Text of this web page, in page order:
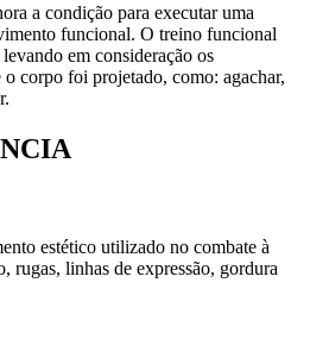
a condição para executar uma
funcional. O treino funcional
em consideração os
corpo foi projetado, como: agachar,
estético utilizado no combate à
rugas, linhas de expressão, gordura